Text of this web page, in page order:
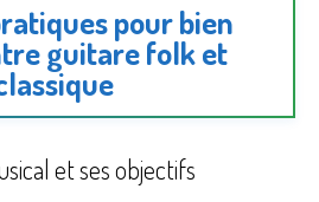
pour bien
guitare folk et
et ses objectifs